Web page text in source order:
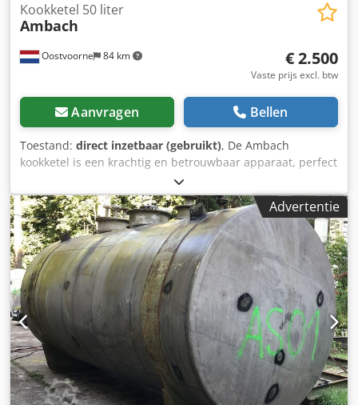
Oostvoorne 84 km
Kookketel 50 liter
Ambach
€ 2.500
Vaste prijs excl. btw
Aanvragen Bellen
Toestand: direct inzetbaar (gebruikt), De Ambach
kookketel is een krachtig en betrouwbaar apparaat, perfect
voor het bereiden van grote hoeveelheden soepen, sauzen
en andere vloeibare gerechten. Artikelnummer: KV-10125
Merk: Ambach Model: Kookketel Dcjdpfx Aowlnbysdpjk
Afmetingen BxDxH: 700x750x980 mm Inhoud: 50L Inclusief:
Met aftapkraan, noodstop barmeter en ontluchter.
Advertentie